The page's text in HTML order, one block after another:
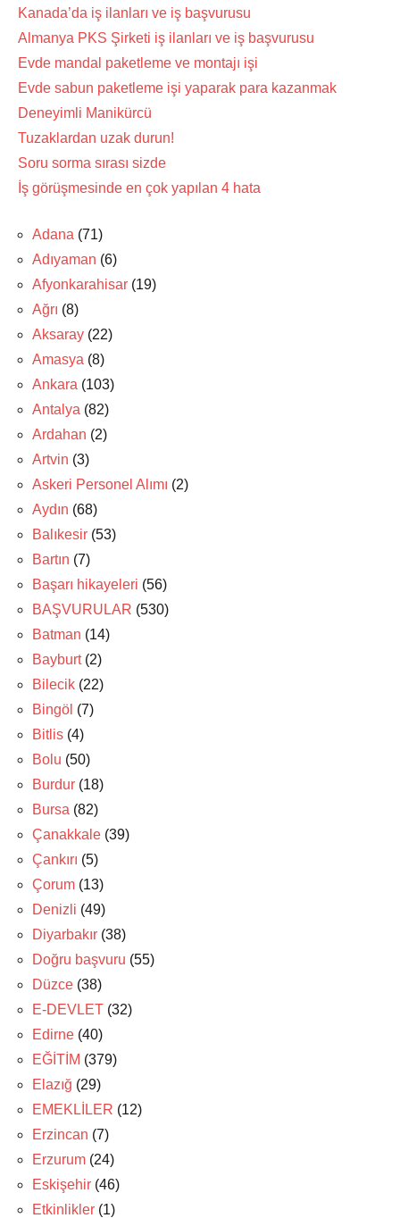
Kanada’da iş ilanları ve iş başvurusu
Almanya PKS Şirketi iş ilanları ve iş başvurusu
Evde mandal paketleme ve montajı işi
Evde sabun paketleme işi yaparak para kazanmak
Deneyimli Manikürcü
Tuzaklardan uzak durun!
Soru sorma sırası sizde
İş görüşmesinde en çok yapılan 4 hata
Adana (71)
Adıyaman (6)
Afyonkarahisar (19)
Ağrı (8)
Aksaray (22)
Amasya (8)
Ankara (103)
Antalya (82)
Ardahan (2)
Artvin (3)
Askeri Personel Alımı (2)
Aydın (68)
Balıkesir (53)
Bartın (7)
Başarı hikayeleri (56)
BAŞVURULAR (530)
Batman (14)
Bayburt(2)
Bilecik (22)
Bingöl (7)
Bitlis (4)
Bolu (50)
Burdur (18)
Bursa (82)
Çanakkale (39)
Çankırı (5)
Çorum (13)
Denizli (49)
Diyarbakır (38)
Doğru başvuru (55)
Düzce (38)
E-DEVLET (32)
Edirne (40)
EĞİTİM (379)
Elazığ (29)
EMEKLİLER (12)
Erzincan (7)
Erzurum (24)
Eskişehir (46)
Etkinlikler (1)